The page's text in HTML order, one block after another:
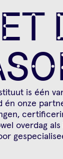
is één
én onze
overdag